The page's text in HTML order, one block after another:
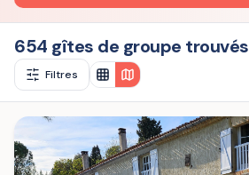
654 gîtes de groupe trouvés
Filtres